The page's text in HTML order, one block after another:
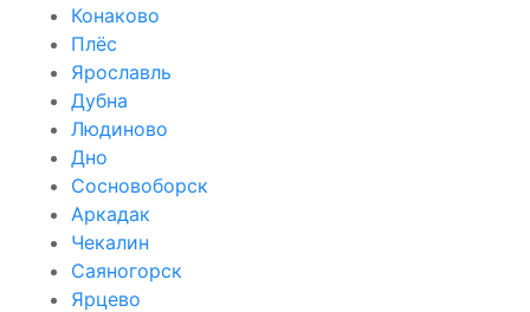
Конаково
Плёс
Ярославль
Дубна
Людиново
Дно
Сосновоборск
Аркадак
Чекалин
Саяногорск
Ярцево